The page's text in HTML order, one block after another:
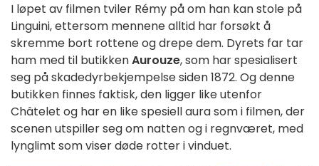
I løpet av filmen tviler Rémy på om han kan stole på
Linguini, ettersom mennene alltid har forsøkt å
skremme bort rottene og drepe dem. Dyrets far tar
ham med til butikkenAurouze, som har spesialisert
seg på skadedyrbekjempelse siden 1872. Og denne
butikken finnes faktisk, den ligger like utenfor
Châtelet og har en like spesiell aura som i filmen, der
scenen utspiller seg om natten og i regnværet, med
lynglimt som viser døde rotter i vinduet.